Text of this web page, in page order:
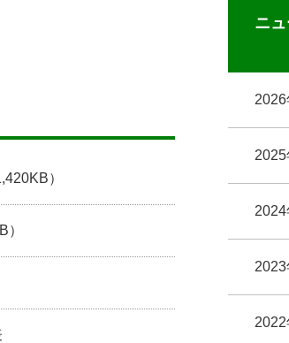
）
）
ニ
2026
2025
2024
2023
2022